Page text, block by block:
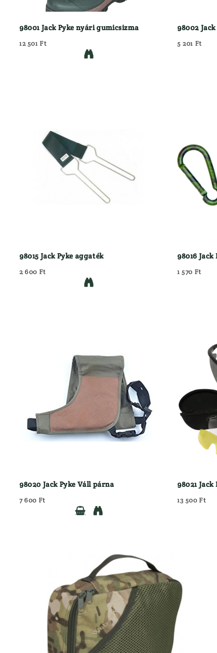
98001 Jack Pyke nyári gumicsizma
12 501 Ft

98002
5 201 Ft
98015 Jack Pyke aggaték
2 600 Ft

98016
1 570 Ft
98020 Jack Pyke Váll párna
7 600 Ft


98021
13 500 Ft